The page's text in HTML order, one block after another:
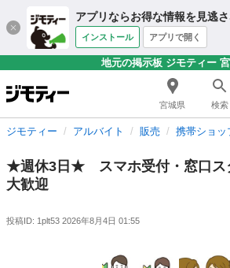
アプリならお得な情報を見逃さ
インストール アプリで開く
地元の掲示板 ジモティー
宮城県 検索
ジモティー アルバイト 販売 携帯ショッ
★週休3日★ スマホ受付・窓口
大歓迎
投稿ID: 1plt53 2026年8月4日 01:55